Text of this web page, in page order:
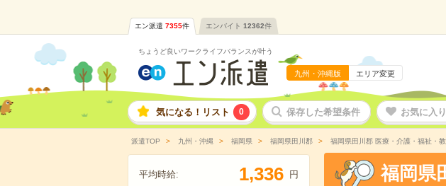
エン派遣 7355件 エンバイト 12362件
ちょうど良いワークライフバランスが叶う
九州・沖縄版 エリア変更
気になる！リスト 0 保存した希望条件 お気に入
派遣TOP 九州・沖縄 福岡県 福岡県田川郡 福岡県田川郡 医療・介護・福祉・
平均時給: 1,336 円 福岡県